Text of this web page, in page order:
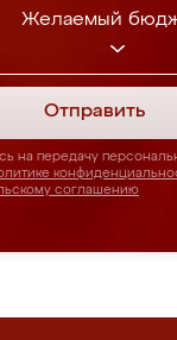
Желаемый
Отправить
на передачу
соглашению